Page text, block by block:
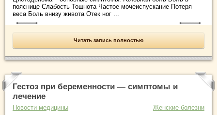
пояснице Слабость Тошнота Частое мочеиспускание Потеря
веса Боль внизу живота Отек ног ...
Читать запись полностью
Гестоз при беременности — симптомы и
лечение
Новости медицины Женские болезни